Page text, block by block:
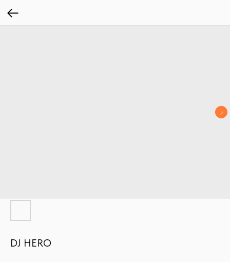
DJ HERO